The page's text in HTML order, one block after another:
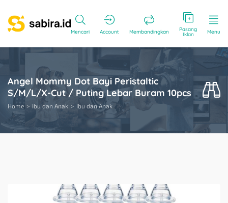
Mencari Account Membandingkan Pasang
Iklan Menu
Angel Mommy Dot Bayi Peristaltic
S/M/L/X-Cut / Puting Lebar Buram 10pcs
Home Ibu dan Anak Ibu dan Anak